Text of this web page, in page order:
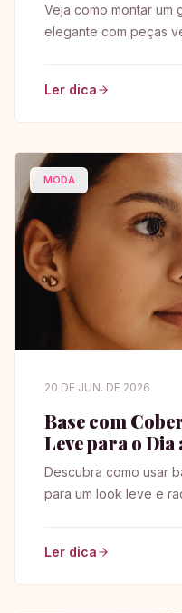
Veja como montar um
elegante com peças
Ler dica
MODA
20 DE JUN. DE 2026
Base com
Leve para o Dia
Descubra como usar
para um look leve e
Ler dica